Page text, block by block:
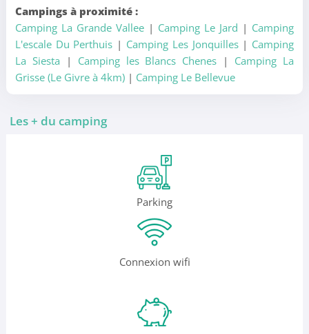
Campings à proximité :
Camping La Grande Vallee| Camping Le Jard | Camping
L'escale Du Perthuis | Camping Les Jonquilles| Camping
La Siesta | Camping les Blancs Chenes | Camping La
Grisse (Le Givre à 4km)| Camping Le Bellevue
Les + du camping
Parking
Connexion wifi